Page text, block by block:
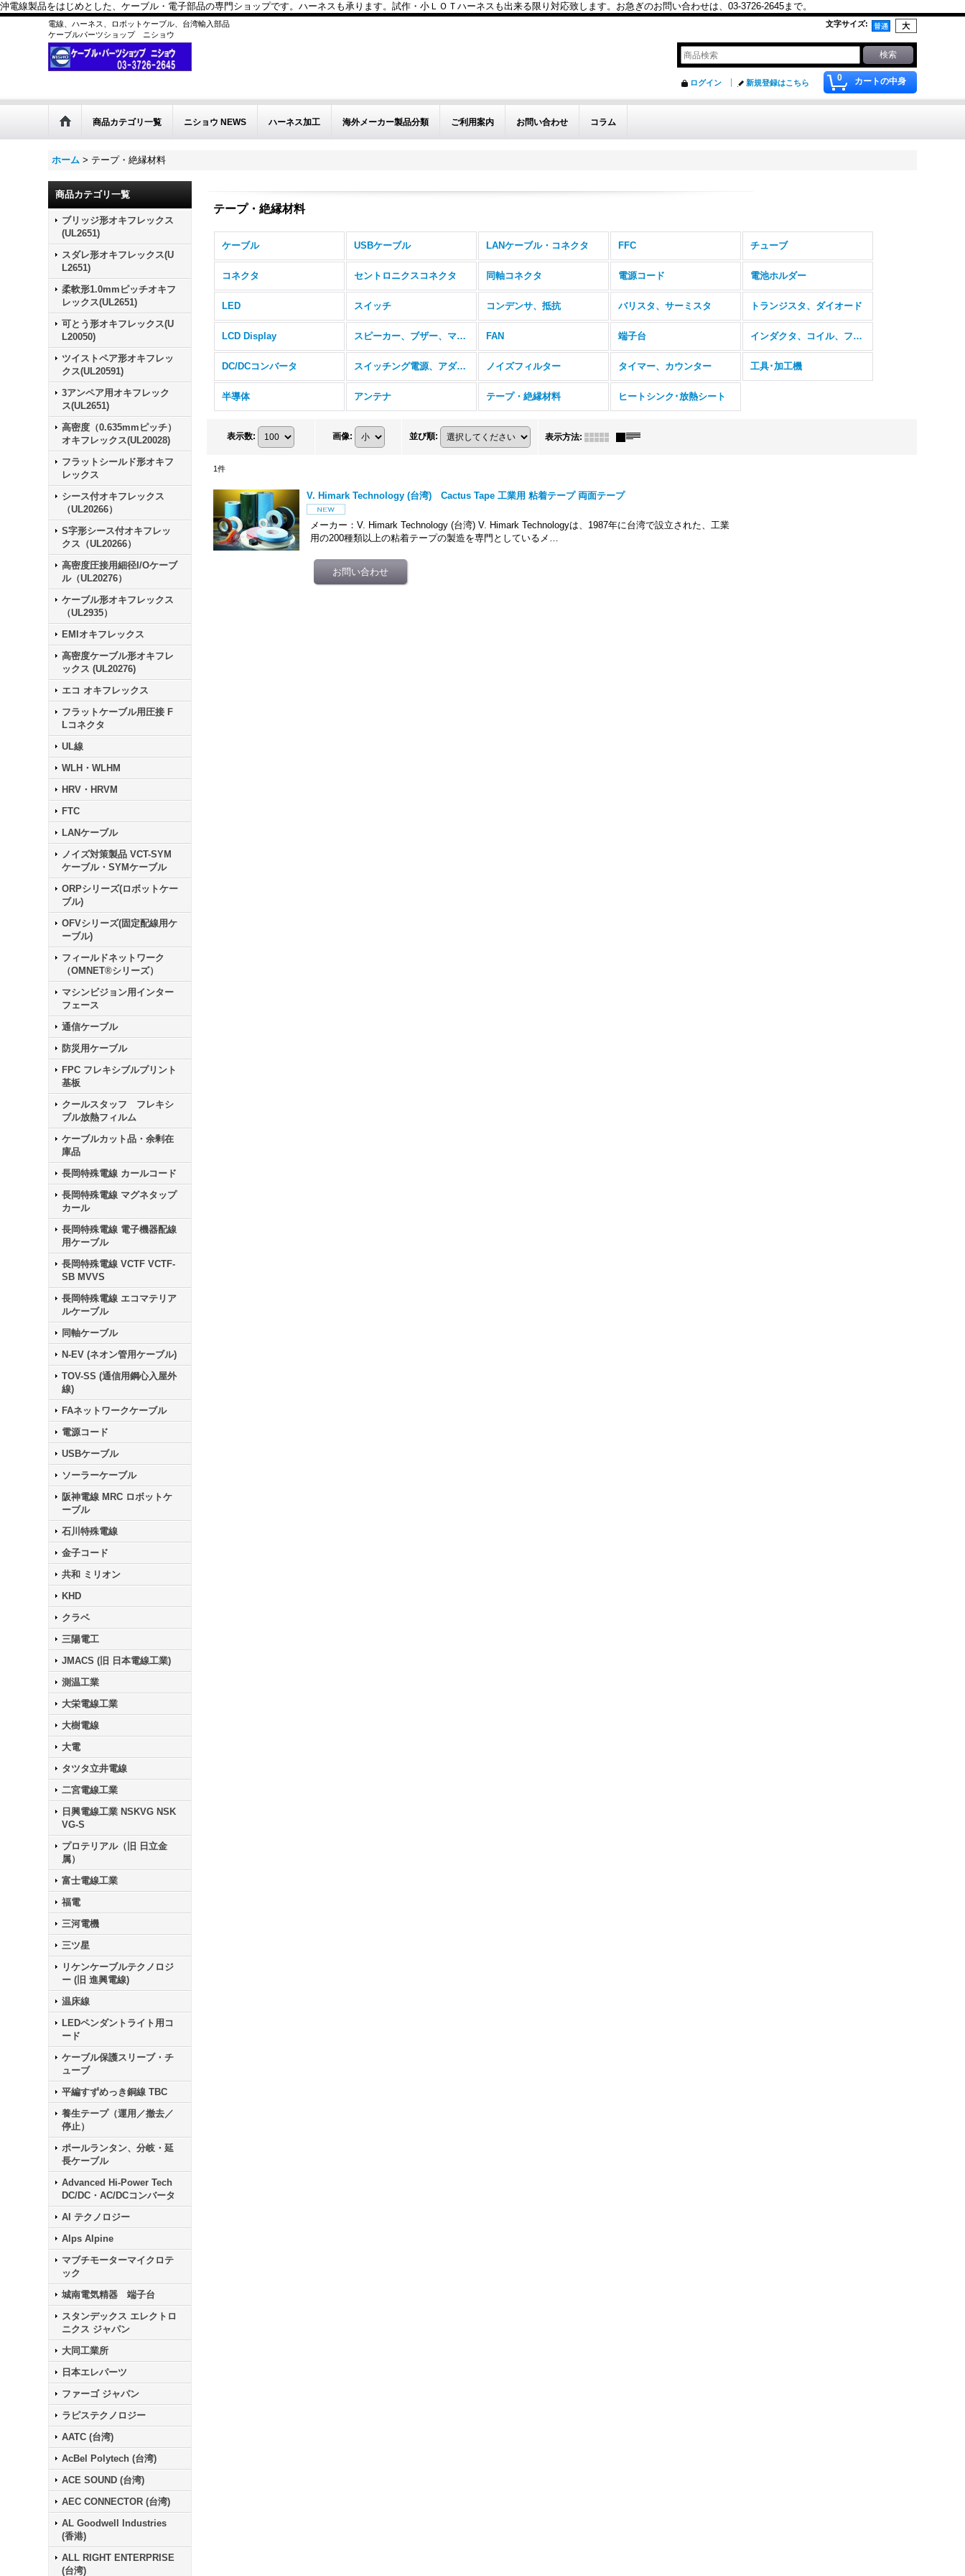
沖電線製品をはじめとした、ケーブル・電子部品の専門ショップです。ハーネスも承ります。試作・小ＬＯＴハーネスも出来る限り対応致します。お急ぎのお問い合わせは、03-3726-2645まで。
電線、ハーネス、ロボットケーブル、台湾輸入部品
ケーブルパーツショップ ニショウ
文字サイズ:
0 カートの中身
ログイン 新規登録はこちら
商品カテゴリ一覧 ニショウ NEWS ハーネス加工 海外メーカー製品分類 ご利用案内 お問い合わせ コラム
ホーム > テープ・絶縁材料
商品カテゴリ一覧
ブリッジ形オキフレックス
(UL2651)
スダレ形オキフレックス(U
L2651)
柔軟形1.0mmピッチオキフ
レックス(UL2651)
可とう形オキフレックス(U
L20050)
ツイストペア形オキフレッ
クス(UL20591)
3アンペア用オキフレック
ス(UL2651)
高密度（0.635mmピッチ）
オキフレックス(UL20028)
フラットシールド形オキフ
レックス
シース付オキフレックス
（UL20266）
S字形シース付オキフレッ
クス（UL20266）
高密度圧接用細径I/Oケーブ
ル（UL20276）
ケーブル形オキフレックス
（UL2935）
EMIオキフレックス
高密度ケーブル形オキフレ
ックス (UL20276)
エコ オキフレックス
フラットケーブル用圧接 F
Lコネクタ
UL線
WLH・WLHM
HRV・HRVM
FTC
LANケーブル
ノイズ対策製品 VCT-SYM
ケーブル・SYMケーブル
ORPシリーズ(ロボットケー
ブル)
OFVシリーズ(固定配線用ケ
ーブル)
フィールドネットワーク
（OMNET®シリーズ）
マシンビジョン用インター
フェース
通信ケーブル
防災用ケーブル
FPC フレキシブルプリント
基板
クールスタッフ フレキシ
ブル放熱フィルム
ケーブルカット品・余剰在
庫品
長岡特殊電線 カールコード
長岡特殊電線 マグネタップ
カール
長岡特殊電線 電子機器配線
用ケーブル
長岡特殊電線 VCTF VCTF-
SB MVVS
長岡特殊電線 エコマテリア
ルケーブル
同軸ケーブル
N-EV (ネオン管用ケーブル)
TOV-SS (通信用鋼心入屋外
線)
FAネットワークケーブル
電源コード
USBケーブル
ソーラーケーブル
阪神電線 MRC ロボットケ
ーブル
石川特殊電線
金子コード
共和 ミリオン
KHD
クラベ
三陽電工
JMACS (旧 日本電線工業)
測温工業
大栄電線工業
大樹電線
大電
タツタ立井電線
二宮電線工業
日興電線工業 NSKVG NSK
VG-S
プロテリアル（旧 日立金
属）
富士電線工業
福電
三河電機
三ツ星
リケンケーブルテクノロジ
ー (旧 進興電線)
温床線
LEDペンダントライト用コ
ード
ケーブル保護スリーブ・チ
ューブ
平編すずめっき銅線 TBC
養生テープ（運用／撤去／
停止）
ポールランタン、分岐・延
長ケーブル
Advanced Hi-Power Tech
DC/DC・AC/DCコンバータ
AI テクノロジー
Alps Alpine
マブチモーターマイクロテ
ック
城南電気精器 端子台
スタンデックス エレクトロ
ニクス ジャパン
大同工業所
日本エレパーツ
ファーゴ ジャパン
ラピステクノロジー
AATC (台湾)
AcBel Polytech (台湾)
ACE SOUND (台湾)
AEC CONNECTOR (台湾)
AL Goodwell Industries
(香港)
ALL RIGHT ENTERPRISE
(台湾)
テープ・絶縁材料
ケーブル USBケーブル LANケーブル・コネクタ FFC チューブ
コネクタ セントロニクスコネクタ 同軸コネクタ 電源コード 電池ホルダー
LED スイッチ コンデンサ、抵抗 バリスタ、サーミスタ トランジスタ、ダイオード
LCD Display スピーカー、ブザー、マイク FAN 端子台 インダクタ、コイル、フェライトコア
DC/DCコンバータ スイッチング電源、アダプタ ノイズフィルター タイマー、カウンター 工具･加工機
半導体 アンテナ テープ・絶縁材料 ヒートシンク･放熱シート
表示数: 画像: 並び順: 表示方法:
1件
V. Himark Technology (台湾) Cactus Tape 工業用 粘着テープ 両面テープ
メーカー：V. Himark Technology (台湾) V. Himark Technologyは、1987年に台湾で設立された、工業
用の200種類以上の粘着テープの製造を専門としているメ…